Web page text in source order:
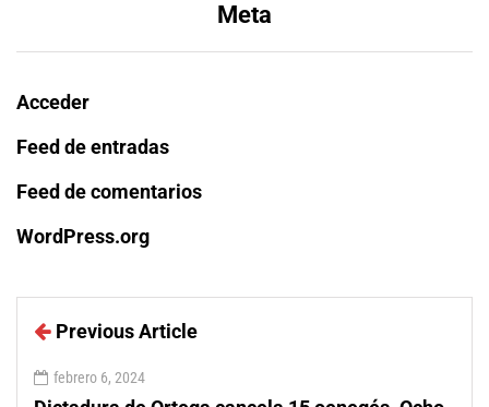
Meta
Acceder
Feed de entradas
Feed de comentarios
WordPress.org
Previous Article
febrero 6, 2024